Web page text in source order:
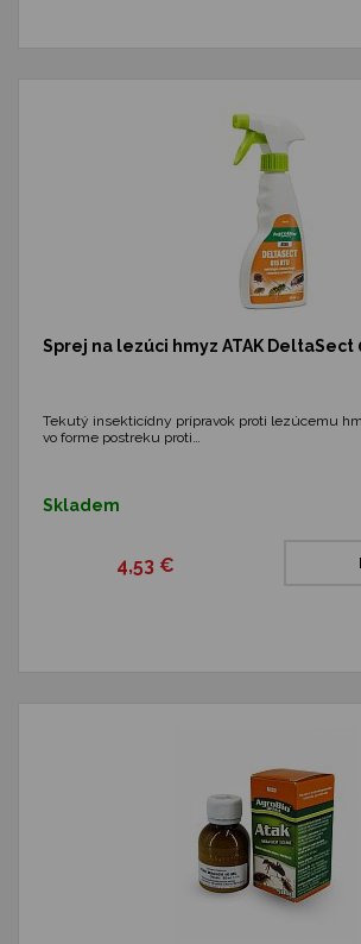
Sprej na lezúci hmyz ATAK DeltaSect
Tekutý insekticídny prípravok proti lezúcemu
vo forme postreku proti…
Skladem
4,53 €